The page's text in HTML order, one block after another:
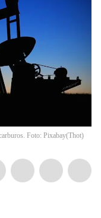
Foto: Pixabay(Thot)